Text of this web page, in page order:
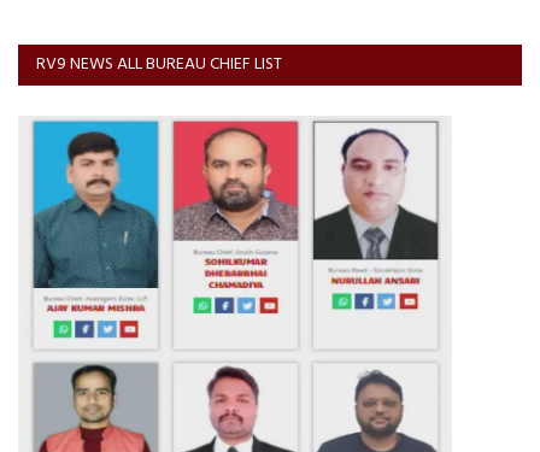
RV9 NEWS ALL BUREAU CHIEF LIST